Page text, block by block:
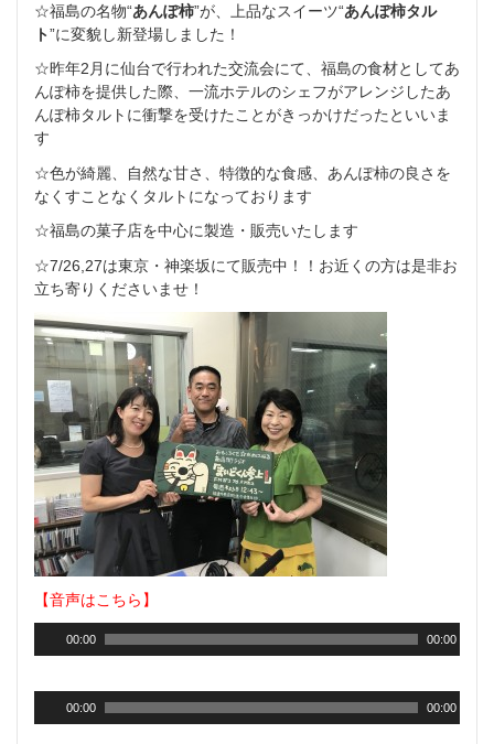
☆福島の名物“あんぽ柿”が、上品なスイーツ“あんぽ柿タル
ト”に変貌し新登場しました！
☆昨年2月に仙台で行われた交流会にて、福島の食材としてあ
んぽ柿を提供した際、一流ホテルのシェフがアレンジしたあ
んぽ柿タルトに衝撃を受けたことがきっかけだったといいま
す
☆色が綺麗、自然な甘さ、特徴的な食感、あんぽ柿の良さを
なくすことなくタルトになっております
☆福島の菓子店を中心に製造・販売いたします
☆7/26,27は東京・神楽坂にて販売中！！お近くの方は是非お
立ち寄りくださいませ！
【音声はこちら】
00:00 00:00
00:00 00:00